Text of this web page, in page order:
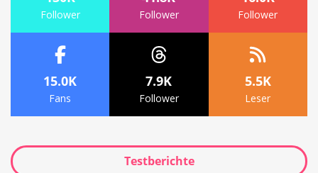
Follower Follower Follower
15.0K
Fans
7.9K
Follower
5.5K
Leser
Testberichte